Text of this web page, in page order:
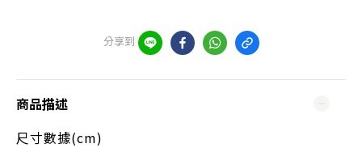
分享到
商品描述
尺寸數據(cm)